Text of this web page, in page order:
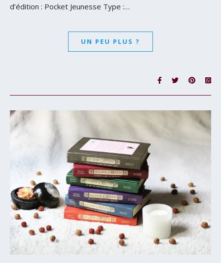
d’édition : Pocket Jeunesse Type :…
UN PEU PLUS ?